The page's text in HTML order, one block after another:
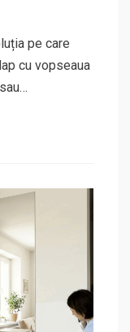
pe care
cu vopseaua